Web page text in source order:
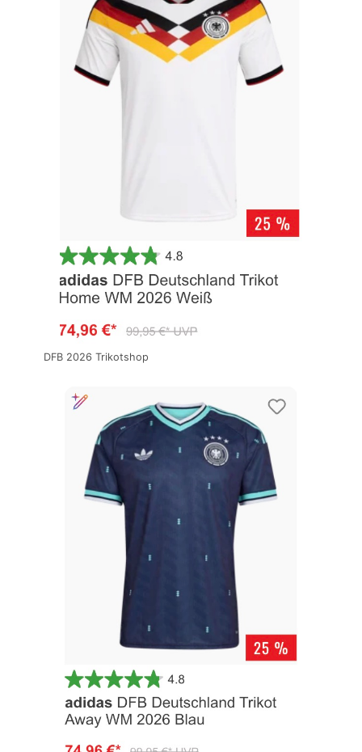
DFB 2026 Trikotshop